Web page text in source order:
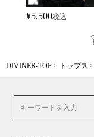
¥5,500税込
DIVINER-TOP トップス